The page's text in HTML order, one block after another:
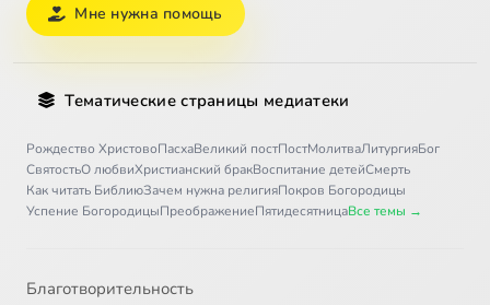
Мне нужна помощь
Тематические страницы медиатеки
Рождество ХристовоПасхаВеликий постПостМолитваЛитургияБог
СвятостьО любвиХристианский бракВоспитание детейСмерть
Как читать БиблиюЗачем нужна религияПокров Богородицы
Успение БогородицыПреображениеПятидесятницаВсе темы →
Благотворительность